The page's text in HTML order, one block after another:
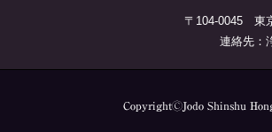
〒104-0045 東
連絡先：